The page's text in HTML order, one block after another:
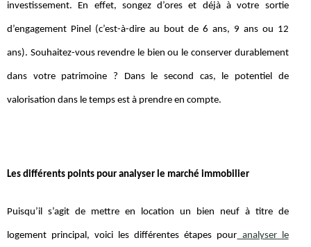
investissement. En effet, songez d’ores et déjà à votre sortie
d’engagement Pinel (c’est-à-dire au bout de 6 ans, 9 ans ou 12
ans). Souhaitez-vous revendre le bien ou le conserver durablement
dans votre patrimoine ? Dans le second cas, le potentiel de
valorisation dans le temps est à prendre en compte.
Les différents points pour analyser le marché immobilier
Puisqu’il s’agit de mettre en location un bien neuf à titre de
logement principal, voici les différentes étapes pour analyser le